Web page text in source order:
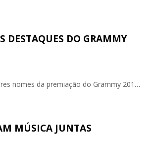
DESTAQUES DO GRAMMY
nomes da premiação do Grammy 201…
MÚSICA JUNTAS